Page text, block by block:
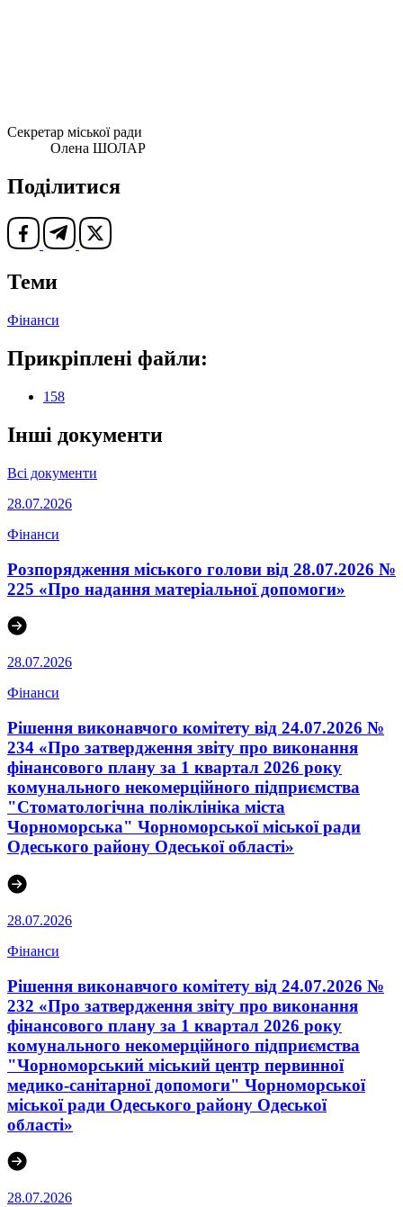
Секретар міської ради
Олена ШОЛАР
Поділитися
Теми
Фінанси
Прикріплені файли:
158
Інші документи
Всі документи
28.07.2026
Фінанси
Розпорядження міського голови від 28.07.2026 №
225 «Про надання матеріальної допомоги»
28.07.2026
Фінанси
Рішення виконавчого комітету від 24.07.2026 №
234 «Про затвердження звіту про виконання
фінансового плану за 1 квартал 2026 року
комунального некомерційного підприємства
"Стоматологічна поліклініка міста
Чорноморська" Чорноморської міської ради
Одеського району Одеської області»
28.07.2026
Фінанси
Рішення виконавчого комітету від 24.07.2026 №
232 «Про затвердження звіту про виконання
фінансового плану за 1 квартал 2026 року
комунального некомерційного підприємства
"Чорноморський міський центр первинної
медико-санітарної допомоги" Чорноморської
міської ради Одеського району Одеської
області»
28.07.2026